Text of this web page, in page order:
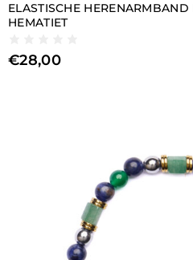
ELASTISCHE
HEMATIET
€28,00